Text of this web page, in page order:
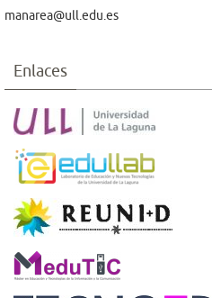
manarea@ull.edu.es
Enlaces